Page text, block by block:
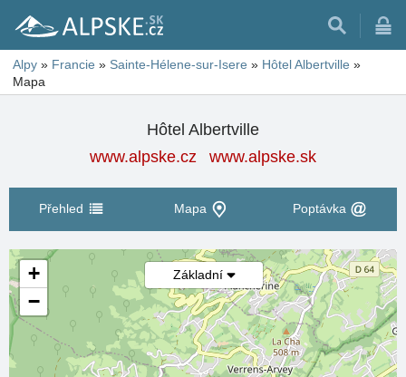
Alpy » Francie » Sainte-Hélene-sur-Isere » Hôtel Albertville »
Mapa
Hôtel Albertville
www.alpske.cz
www.alpske.sk
Přehled Mapa Poptávka
Základní
+
−